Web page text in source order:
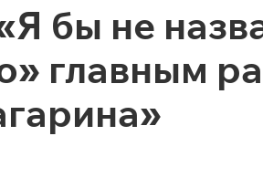
бы не
главным